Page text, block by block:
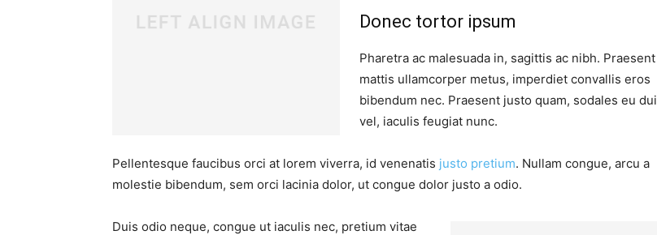
Donec tortor ipsum
Pharetra ac malesuada in, sagittis ac nibh. Praesent
mattis ullamcorper metus, imperdiet convallis eros
bibendum nec. Praesent justo quam, sodales eu dui
vel, iaculis feugiat nunc.
Pellentesque faucibus orci at lorem viverra, id venenatis justo pretium. Nullam congue, arcu a
molestie bibendum, sem orci lacinia dolor, ut congue dolor justo a odio.
Duis odio neque, congue ut iaculis nec, pretium vitae